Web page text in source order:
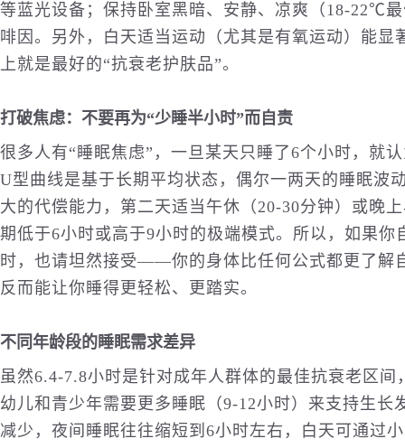
等蓝光设备；保持卧室黑暗、安静、凉爽（18-22℃
啡因。另外，白天适当运动（尤其是有氧运动）能
上就是最好的“抗衰老护肤品”。
打破焦虑：不要再为“少睡半小时”而自责
很多人有“睡眠焦虑”，一旦某天只睡了6个小时，就
U型曲线是基于长期平均状态，偶尔一两天的睡眠波
大的代偿能力，第二天适当午休（20-30分钟）或晚
期低于6小时或高于9小时的极端模式。所以，如果
时，也请坦然接受——你的身体比任何公式都更了解
反而能让你睡得更轻松、更踏实。
不同年龄段的睡眠需求差异
虽然6.4-7.8小时是针对成年人群体的最佳抗衰老区
幼儿和青少年需要更多睡眠（9-12小时）来支持生长
减少，夜间睡眠往往缩短到6小时左右，白天可通过